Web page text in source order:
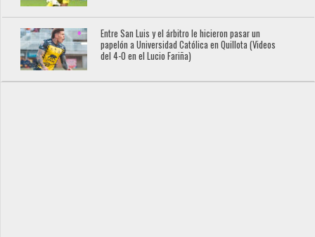
Entre San Luis y el árbitro le hicieron pasar un
papelón a Universidad Católica en Quillota (Videos
del 4-0 en el Lucio Fariña)